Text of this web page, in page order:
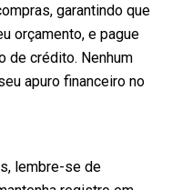
garantindo que
orçamento, e pague
de crédito. Nenhum
apuro financeiro no
lembre-se de